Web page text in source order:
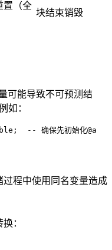
置（全
块结束销毁
可能导致不可预测结
如：
程中使用同名变量造成
：